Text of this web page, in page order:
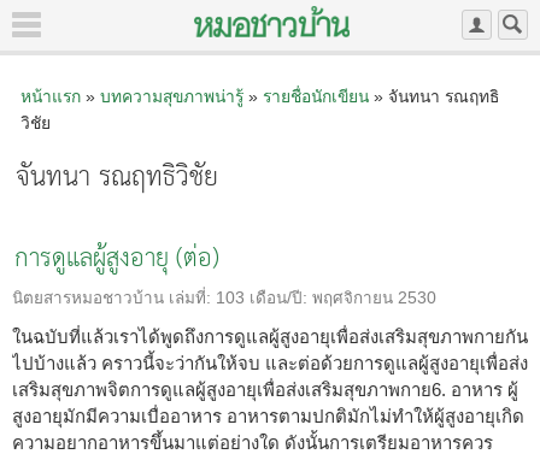
หน้าแรก» บทความสุขภาพน่ารู้» รายชื่อนักเขียน» จันทนา รณฤทธิ
วิชัย
จันทนา รณฤทธิวิชัย
การดูแลผู้สูงอายุ (ต่อ)
นิตยสารหมอชาวบ้าน เล่มที่: 103 เดือน/ปี: พฤศจิกายน 2530
ในฉบับที่แล้วเราได้พูดถึงการดูแลผู้สูงอายุเพื่อส่งเสริมสุขภาพกายกัน
ไปบ้างแล้ว คราวนี้จะว่ากันให้จบ และต่อด้วยการดูแลผู้สูงอายุเพื่อส่ง
เสริมสุขภาพจิตการดูแลผู้สูงอายุเพื่อส่งเสริมสุขภาพกาย6. อาหาร ผู้
สูงอายุมักมีความเบื่ออาหาร อาหารตามปกติมักไม่ทำให้ผู้สูงอายุเกิด
ความอยากอาหารขึ้นมาแต่อย่างใด ดังนั้นการเตรียมอาหารควร